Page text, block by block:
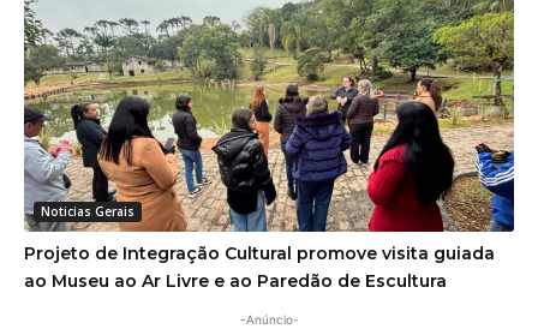
Noticias Gerais
Projeto de Integração Cultural promove visita guiada
ao Museu ao Ar Livre e ao Paredão de Escultura
-Anúncio-